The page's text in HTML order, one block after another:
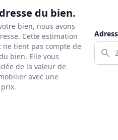
du bien.
bien, nous avons
Cette estimation
tient pas compte de
bien. Elle vous
de la valeur de
avec une